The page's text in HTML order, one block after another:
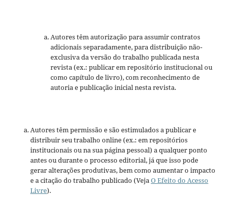
Autores têm autorização para assumir contratos
adicionais separadamente, para distribuição não-
exclusiva da versão do trabalho publicada nesta
revista (ex.: publicar em repositório institucional ou
como capítulo de livro), com reconhecimento de
autoria e publicação inicial nesta revista.
Autores têm permissão e são estimulados a publicar e
distribuir seu trabalho online (ex.: em repositórios
institucionais ou na sua página pessoal) a qualquer ponto
antes ou durante o processo editorial, já que isso pode
gerar alterações produtivas, bem como aumentar o impacto
e a citação do trabalho publicado (VejaO Efeito do Acesso
Livre).